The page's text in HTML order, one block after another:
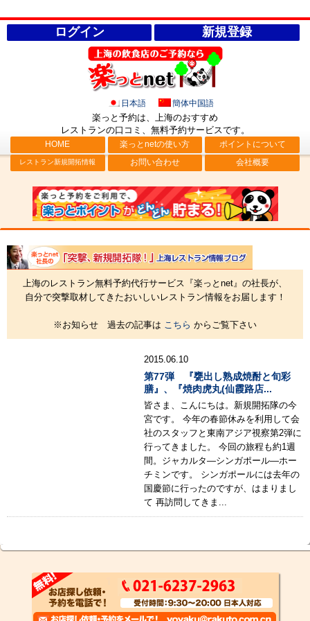
ログイン 新規登録
日本語 簡体中国語
楽っと予約は、上海のおすすめ
レストランの口コミ、無料予約サービスです。
HOME 楽っとnetの使い方 ポイントについて
レストラン新規開拓情報 お問い合わせ 会社概要
上海のレストラン無料予約代行サービス『楽っとnet』の社長が、
自分で突撃取材してきたおいしいレストラン情報をお届します！
※お知らせ 過去の記事は こちら からご覧下さい
2015.06.10
第77弾 『甕出し熟成焼酎と旬彩
膳』、『焼肉虎丸(仙霞路店...
皆さま、こんにちは。新規開拓隊の今
宮です。 今年の春節休みを利用して会
社のスタッフと東南アジア視察第2弾に
行ってきました。 今回の旅程も約1週
間。ジャカルタ―シンガポール―ホー
チミンです。 シンガポールには去年の
国慶節に行ったのですが、はまりまし
て 再訪問してきま...